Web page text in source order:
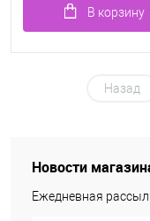
В корзину
Назад
Новости
Ежедневная